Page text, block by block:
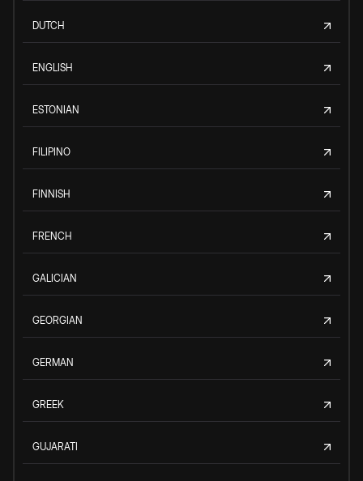
DUTCH
ENGLISH
ESTONIAN
FILIPINO
FINNISH
FRENCH
GALICIAN
GEORGIAN
GERMAN
GREEK
GUJARATI